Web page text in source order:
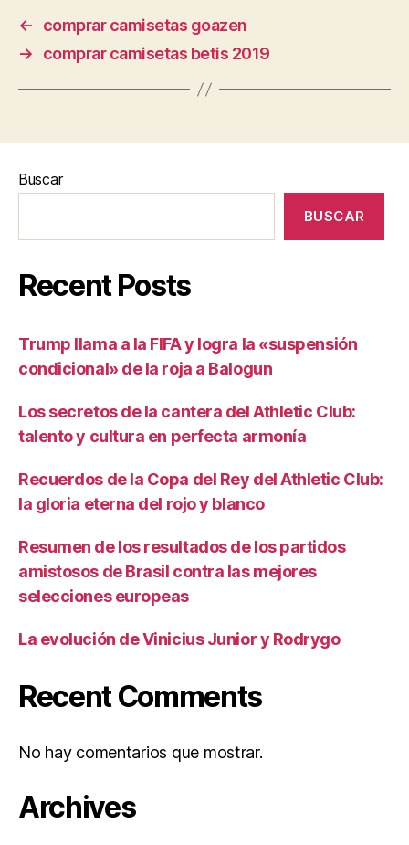
←
comprar camisetas goazen
→
comprar camisetas betis 2019
Buscar
BUSCAR
Recent Posts
Trump llama a la FIFA y logra la «suspensión
condicional» de la roja a Balogun
Los secretos de la cantera del Athletic Club:
talento y cultura en perfecta armonía
Recuerdos de la Copa del Rey del Athletic Club:
la gloria eterna del rojo y blanco
Resumen de los resultados de los partidos
amistosos de Brasil contra las mejores
selecciones europeas
La evolución de Vinicius Junior y Rodrygo
Recent Comments
No hay comentarios que mostrar.
Archives